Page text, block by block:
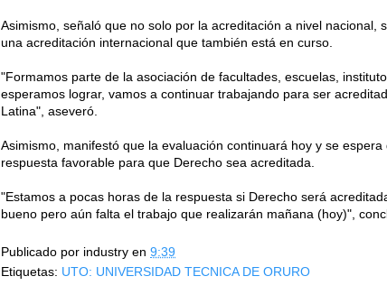
Asimismo, señaló que no solo por la acreditación a nivel
una acreditación internacional que también está en curso.
"Formamos parte de la asociación de facultades, escuelas,
esperamos lograr, vamos a continuar trabajando para ser
Latina", aseveró.
Asimismo, manifestó que la evaluación continuará hoy y se
respuesta favorable para que Derecho sea acreditada.
"Estamos a pocas horas de la respuesta si Derecho será
bueno pero aún falta el trabajo que realizarán mañana (hoy)",
Publicado por industry en 9:39
Etiquetas: UTO: UNIVERSIDAD TECNICA DE ORURO